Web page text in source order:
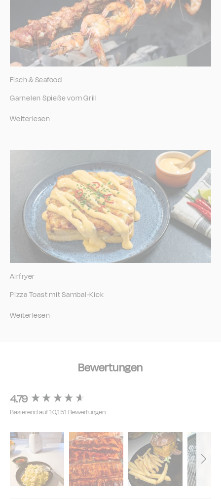
Fisch & Seafood
Garnelen Spieße vom Grill
Weiterlesen
Airfryer
Pizza Toast mit Sambal-Kick
Weiterlesen
Bewertungen
4.79
Basierend auf 10,151 Bewertungen
New content loaded